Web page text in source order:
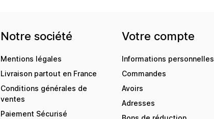
Notre société
Mentions légales
Livraison partout en France
Conditions générales de
ventes
Paiement Sécurisé
Votre compte
Informations personnelles
Commandes
Avoirs
Adresses